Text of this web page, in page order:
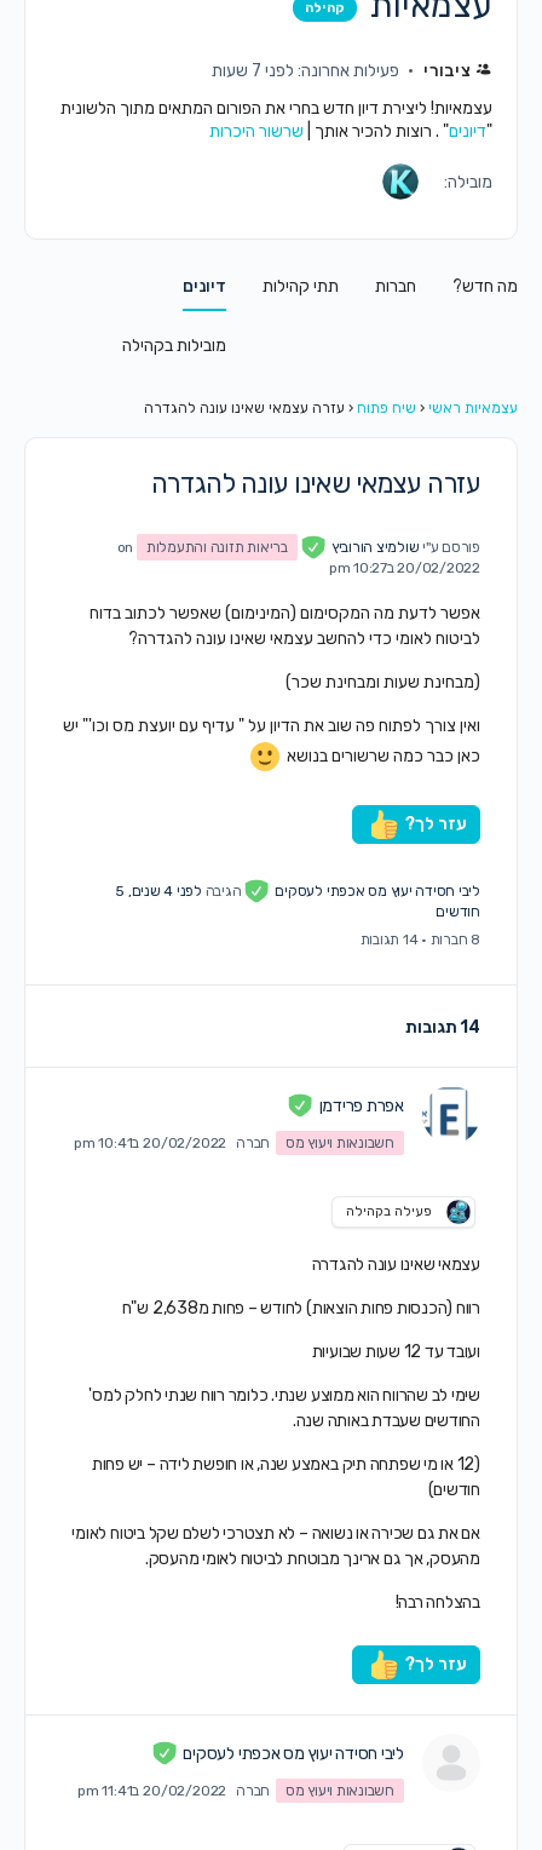
קהילה
ציבורי
פעילות אחרונה: לפני 7 שעות
עצמאיות! ליצירת דיון חדש בחרי את הפורום המתאים מתוך הלשונית
דיונים" . רוצות להכיר אותך | שרשור היכרות
מובילה:
מה חדש? חברות תתי קהילות דיונים
מובילות בקהילה
עצמאיות ראשי ‹ שיח פתוח ‹ עזרה עצמאי שאינו עונה להגדרה
עזרה עצמאי שאינו עונה להגדרה
פורסם ע"ישולמיצ הורוביץ בריאות תזונה והתעמלות
on
20/02/2022 ב10:27 pm
אפשר לדעת מה המקסימום (המינימום) שאפשר לכתוב בדוח
לביטוח לאומי כדי להחשב עצמאי שאינו עונה להגדרה?
(מבחינת שעות ומבחינת שכר)
ואין צורך לפתוח פה שוב את הדיון על " עדיף עם יועצת מס וכו'" יש
כאן כבר כמה שרשורים בנושא
עזר לך?
ליבי חסידה יעוץ מס אכפתי לעסקים הגיבה
לפני 4 שנים, 5
חודשים
8 חברות
· 14 תגובות
14 תגובות
אפרת פרידמן
חשבונאות ויעוץ מס חברה 20/02/2022 ב10:41 pm
פעילה בקהילה
עצמאי שאינו עונה להגדרה
רווח (הכנסות פחות הוצאות) לחודש – פחות מ2,638 ש"ח
ועובד עד 12 שעות שבועיות
שימי לב שהרווח הוא ממוצע שנתי. כלומר רווח שנתי לחלק למס'
החודשים שעבדת באותה שנה.
(12 או מי שפתחה תיק באמצע שנה, או חופשת לידה – יש פחות
חודשים)
אם את גם שכירה או נשואה – לא תצטרכי לשלם שקל ביטוח לאומי
מהעסק, אך גם ארינך מבוטחת לביטוח לאומי מהעסק.
בהצלחה רבה!
עזר לך?
ליבי חסידה יעוץ מס אכפתי לעסקים
חשבונאות ויעוץ מס חברה 20/02/2022 ב11:41 pm